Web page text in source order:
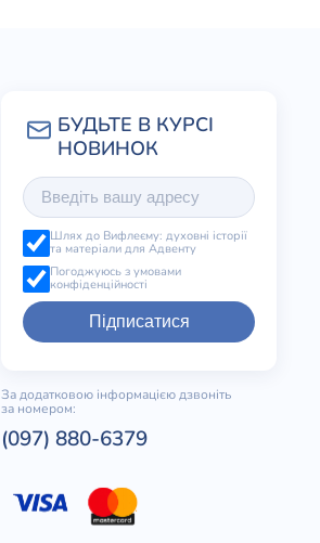
Шлях до Вифлеєму: духовні історії
та матеріали для Адвенту
Погоджуюсь з умовами
конфіденційності
Підписатися
За додатковою інформацією дзвоніть
за номером:
(097) 880-6379